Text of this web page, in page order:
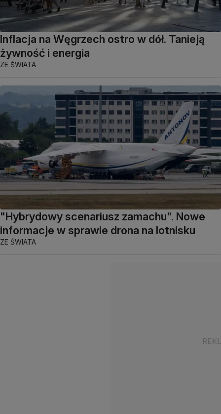
Inflacja na Węgrzech ostro w dół. Tanieją
żywność i energia
ZE ŚWIATA
"Hybrydowy scenariusz zamachu". Nowe
informacje w sprawie drona na lotnisku
ZE ŚWIATA